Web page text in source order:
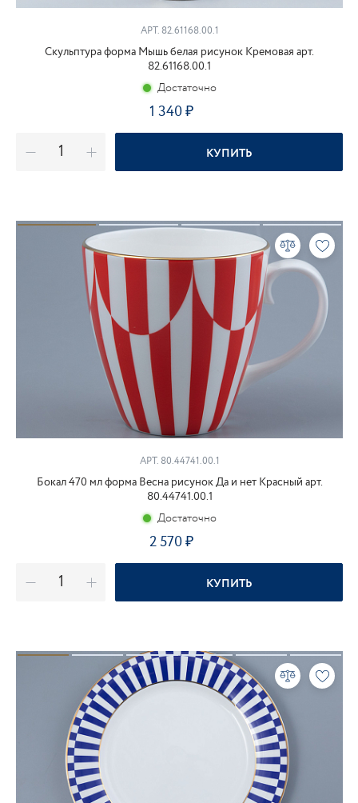
АРТ. 82.61168.00.1
Скульптура форма Мышь белая рисунок Кремовая арт.
82.61168.00.1
Достаточно
1 340₽
КУПИТЬ
АРТ. 80.44741.00.1
Бокал 470 мл форма Весна рисунок Да и нет Красный арт.
80.44741.00.1
Достаточно
2 570₽
КУПИТЬ